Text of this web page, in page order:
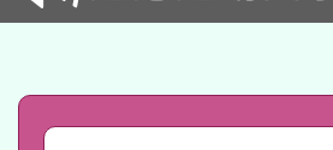
本館辦理
暨閱讀推動
科技賦能─